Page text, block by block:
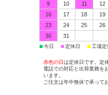
9
10 11 12
16
17 18 19
23
24 25 26
30
31
■今日 ■定休日 ■ 工場定
赤色の日は定休日です。定
電話での対応と出荷業務を
います。
ご注文は年中無休で承って